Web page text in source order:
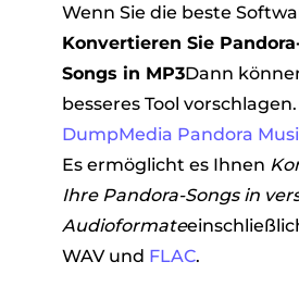
Wenn Sie die beste
Konvertieren Sie
Songs in MP3Dann
besseres Tool
DumpMedia Pandora
Es ermöglicht es Ihnen
Ihre Pandora-Songs in
Audioformate
WAV und FLAC.